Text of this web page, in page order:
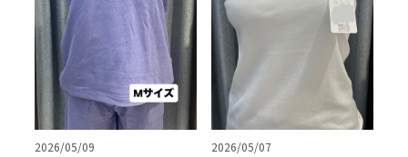
2026/05/09 2026/05/07